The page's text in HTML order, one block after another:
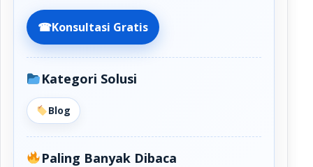
☎Konsultasi Gratis
Kategori Solusi
Blog
Paling Banyak Dibaca